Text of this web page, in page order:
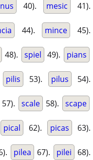
40). mesic 41).
44). mince 45).
48). spiel 49). pians
pilis 53). pilus 54).
57). scale 58). scape
pical 62). picas 63).
pilea 67). pilei 68).